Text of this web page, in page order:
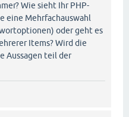
Wie sieht Ihr PHP-
eine Mehrfachauswahl
oder geht es
Items? Wird die
Aussagen teil der